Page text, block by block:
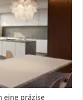
eine präzise